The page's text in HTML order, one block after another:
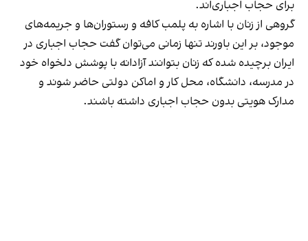
برای حجاب اجباری‌اند.
گروهی از زنان با اشاره به پلمب کافه و رستوران‌ها و جریمه‌های
موجود، بر این باورند تنها زمانی می‌توان گفت حجاب اجباری در
ایران برچیده شده که زنان بتوانند آزادانه با پوشش دلخواه خود
در مدرسه، دانشگاه، محل کار و اماکن دولتی حاضر شوند و
مدارک هویتی بدون حجاب اجباری داشته باشند.